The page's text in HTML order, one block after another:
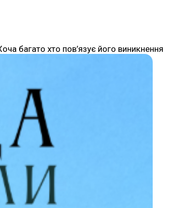
багато хто пов’язує його виникнення